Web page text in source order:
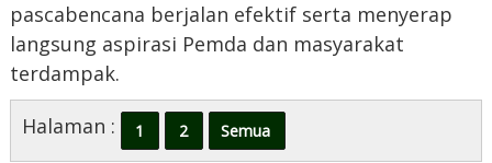
pascabencana berjalan efektif serta menyerap
langsung aspirasi Pemda dan masyarakat
terdampak.
Halaman :
1 2 Semua